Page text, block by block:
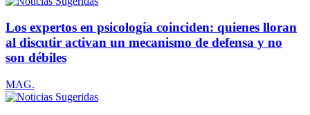
Los expertos en psicología coinciden: quienes lloran
al discutir activan un mecanismo de defensa y no
son débiles
MAG.